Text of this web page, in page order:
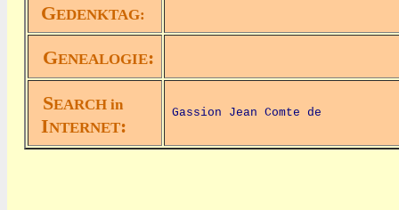
GEDENKTAG:
GENEALOGIE:
SEARCH in
INTERNET:
Gassion Jean Comte de